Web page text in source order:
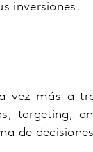
inversiones.
vez más a
targeting,
de